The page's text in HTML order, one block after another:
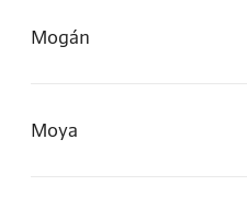
Mogán
Moya